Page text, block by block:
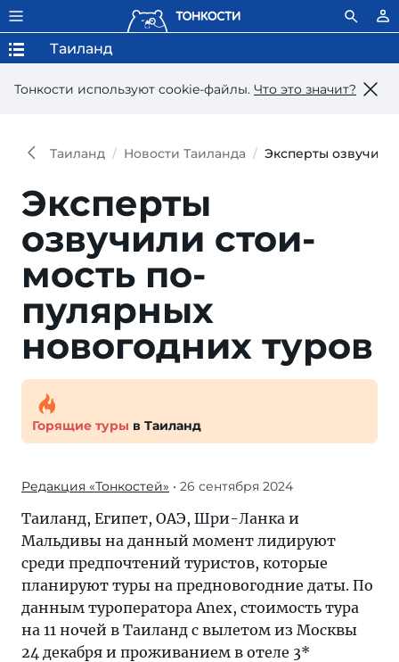
Тонкости используют сookie-файлы. Что это значит?
Таиланд
Таиланд Новости Таиланда Эксперты
Эксперты
озвучили стои­
мость по­
пулярных
новогод­них туров
Горящие туры в Таиланд
Редакция «Тонкостей» • 26 сентября 2024
Таиланд, Египет, ОАЭ, Шри-Ланка и
Мальдивы на данный момент лидируют
среди предпочтений туристов, которые
планируют туры на предновогодние даты. По
данным туроператора Anex, стоимость тура
на 11 ночей в Таиланд с вылетом из Москвы
24 декабря и проживанием в отеле 3*